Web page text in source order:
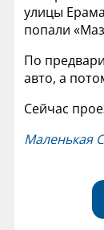
улицы
попали
По
авто, а
Сейчас
Маленькая